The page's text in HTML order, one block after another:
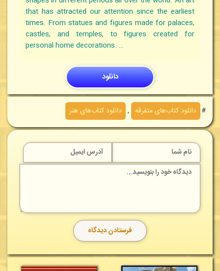
that has attracted our attention since the earliest
times. From statues and figures made for palaces,
castles, and temples, to figures created for
personal home decorations. …
دانلود
＃ دانلود کتاب‌های متفرقه , دانلود کتاب‌های هنر